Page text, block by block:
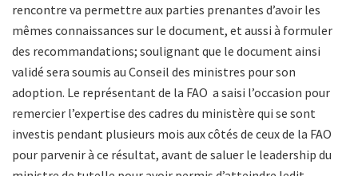
rencontre va permettre aux parties prenantes d’avoir les
mêmes connaissances sur le document, et aussi à formuler
des recommandations; soulignant que le document ainsi
validé sera soumis au Conseil des ministres pour son
adoption. Le représentant de la FAO a saisi l’occasion pour
remercier l’expertise des cadres du ministère qui se sont
investis pendant plusieurs mois aux côtés de ceux de la FAO
pour parvenir à ce résultat, avant de saluer le leadership du